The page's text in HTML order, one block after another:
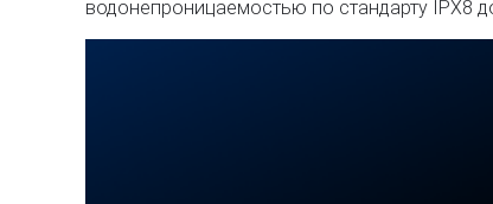
водонепроницаемостью по стандарту IPX8